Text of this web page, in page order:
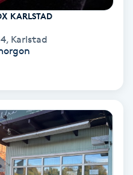
KARLSTAD
, Karlstad